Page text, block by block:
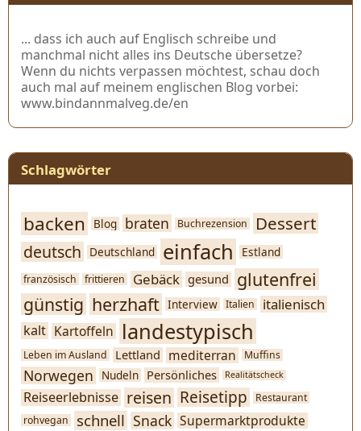
... dass ich auch auf Englisch schreibe und
manchmal nicht alles ins Deutsche übersetze?
Wenn du nichts verpassen möchtest, schau doch
auch mal auf meinem englischen Blog vorbei:
www.bindannmalveg.de/en
Schlagwörter
backen Blog braten Buchrezension Dessert
deutsch Deutschland einfach Estland
französisch frittieren Gebäck gesund glutenfrei
günstig herzhaft Interview Italien italienisch
kalt Kartoffeln landestypisch
Leben im Ausland Lettland mediterran Muffins
Norwegen Nudeln Persönliches Realitätscheck
Reiseerlebnisse reisen Reisetipp
Restaurant
rohvegan
schnell Snack Supermarktprodukte